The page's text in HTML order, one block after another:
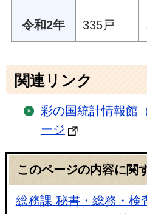
令和2年 335戸
関連リンク
彩の国統計情報館
ージ
このページの内容に関
総務課 秘書・総務・検